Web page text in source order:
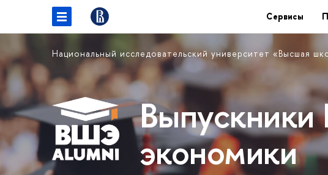
Сервисы
Национальный исследовательский университет «Высшая
экономики